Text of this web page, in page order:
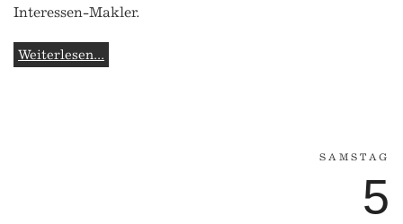
Interessen-Makler.
Weiterlesen...
SAMSTAG
5